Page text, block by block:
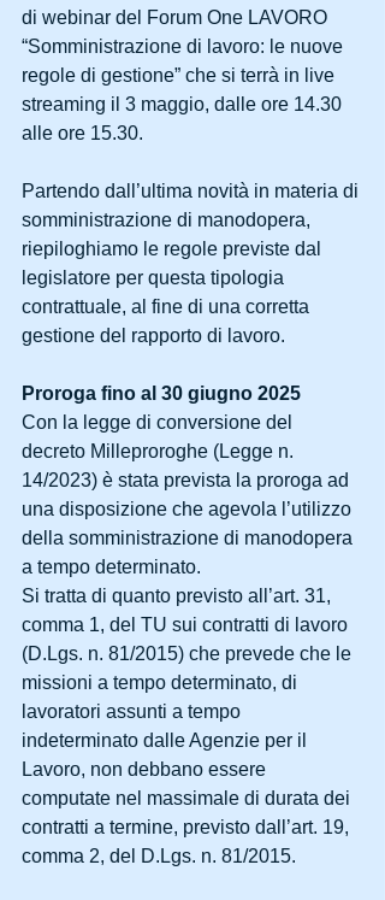
di webinar del Forum One LAVORO
“Somministrazione di lavoro: le nuove
regole di gestione” che si terrà in live
streaming il 3 maggio, dalle ore 14.30
alle ore 15.30.
Partendo dall’ultima novità in materia di
somministrazione di manodopera,
riepiloghiamo le regole previste dal
legislatore per questa tipologia
contrattuale, al fine di una corretta
gestione del rapporto di lavoro.
Proroga fino al 30 giugno 2025
Con la legge di conversione del
decreto Milleproroghe (Legge n.
14/2023) è stata prevista la proroga ad
una disposizione che agevola l’utilizzo
della somministrazione di manodopera
a tempo determinato.
Si tratta di quanto previsto all’art. 31,
comma 1, del TU sui contratti di lavoro
(D.Lgs. n. 81/2015) che prevede che le
missioni a tempo determinato, di
lavoratori assunti a tempo
indeterminato dalle Agenzie per il
Lavoro, non debbano essere
computate nel massimale di durata dei
contratti a termine, previsto dall’art. 19,
comma 2, del D.Lgs. n. 81/2015.